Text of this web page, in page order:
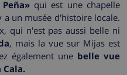
qui est une chapelle
un musée d'histoire locale.
qui n'est pas aussi belle ni
, mais la vue sur Mijas est
également une belle vue
Cala.